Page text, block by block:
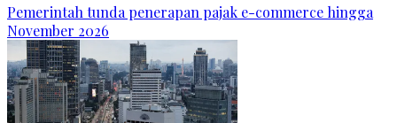
Pemerintah tunda penerapan pajak e-commerce hingga
November 2026